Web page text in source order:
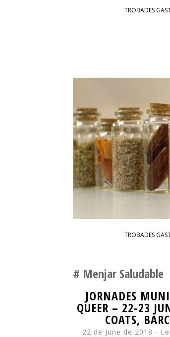
TROBADES
TROBADES
Menjar Saludable
JORNADES
QUEER – 22-23
COATS,
22 de June de 2018